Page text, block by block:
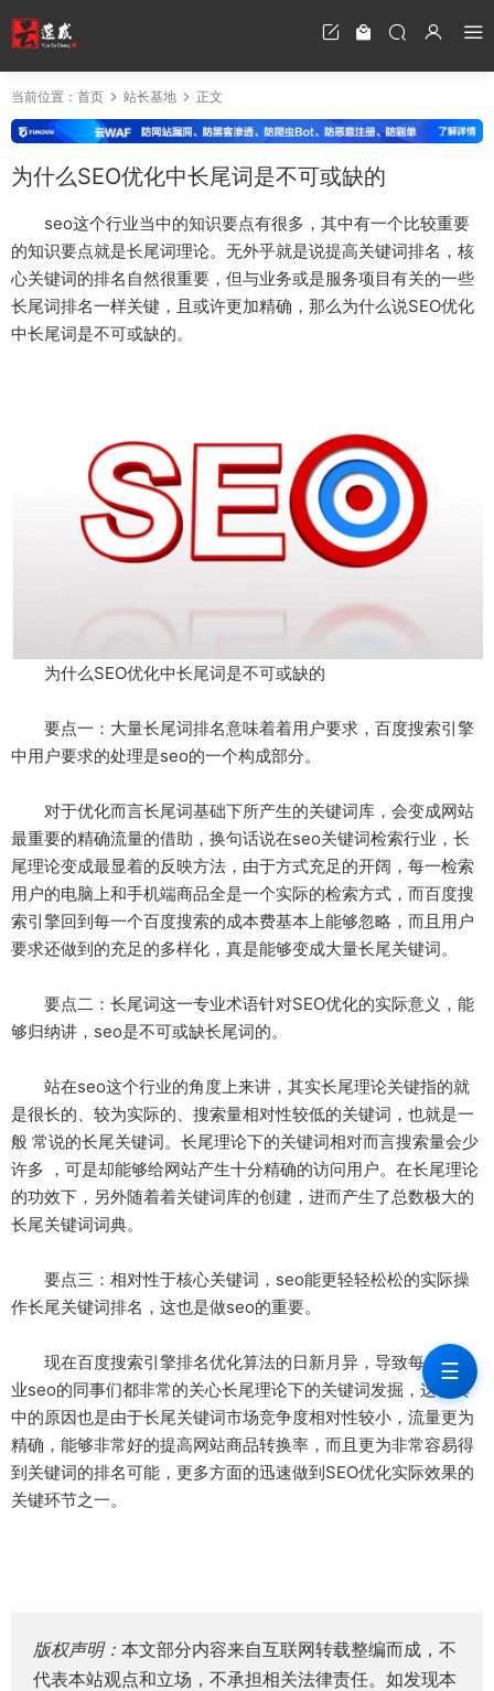
当前位置： 首页 站长基地 正文
为什么SEO优化中长尾词是不可或缺的
seo这个行业当中的知识要点有很多，其中有一个比较重要
的知识要点就是长尾词理论。无外乎就是说提高关键词排名，核
心关键词的排名自然很重要，但与业务或是服务项目有关的一些
长尾词排名一样关键，且或许更加精确，那么为什么说SEO优化
中长尾词是不可或缺的。
为什么SEO优化中长尾词是不可或缺的
要点一：大量长尾词排名意味着着用户要求，百度搜索引擎
中用户要求的处理是seo的一个构成部分。
对于优化而言长尾词基础下所产生的关键词库，会变成网站
最重要的精确流量的借助，换句话说在seo关键词检索行业，长
尾理论变成最显着的反映方法，由于方式充足的开阔，每一检索
用户的电脑上和手机端商品全是一个实际的检索方式，而百度搜
索引擎回到每一个百度搜索的成本费基本上能够忽略，而且用户
要求还做到的充足的多样化，真是能够变成大量长尾关键词。
要点二：长尾词这一专业术语针对SEO优化的实际意义，能
够归纳讲，seo是不可或缺长尾词的。
站在seo这个行业的角度上来讲，其实长尾理论关键指的就
是很长的、较为实际的、搜索量相对性较低的关键词，也就是一
般 常说的长尾关键词。长尾理论下的关键词相对而言搜索量会少
许多 ，可是却能够给网站产生十分精确的访问用户。在长尾理论
的功效下，另外随着着关键词库的创建，进而产生了总数极大的
长尾关键词词典。
要点三：相对性于核心关键词，seo能更轻轻松松的实际操
作长尾关键词排名，这也是做seo的重要。
现在百度搜索引擎排名优化算法的日新月异，导致每一位从
业seo的同事们都非常的关心长尾理论下的关键词发掘，这在其
中的原因也是由于长尾关键词市场竞争度相对性较小，流量更为
精确，能够非常好的提高网站商品转换率，而且更为非常容易得
到关键词的排名可能，更多方面的迅速做到SEO优化实际效果的
关键环节之一。
版权声明： 本文部分内容来自互联网转载整编而成，不
代表本站观点和立场，不承担相关法律责任。如发现本
☰